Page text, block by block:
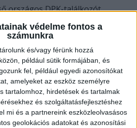
védelme fontos a
számunkra
és/vagy férünk hozzá
például sütik formájában, és
fel, például egyedi azonosítókat
amelyeket az eszköz személyre
tartalomhoz, hirdetések és tartalmak
és szolgáltatásfejlesztéshez
mi és a partnereink eszközleolvasásos
geolokációs adatokat és azonosítási
országos DPK-találkozót
címmel hirdette meg a Papp...